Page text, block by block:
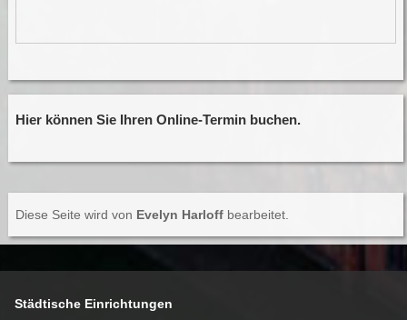
Hier können Sie Ihren Online-Termin buchen.
Diese Seite wird von Evelyn Harloffbearbeitet.
Städtische Einrichtungen